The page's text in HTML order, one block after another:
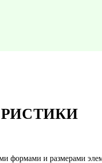
формами и размерами